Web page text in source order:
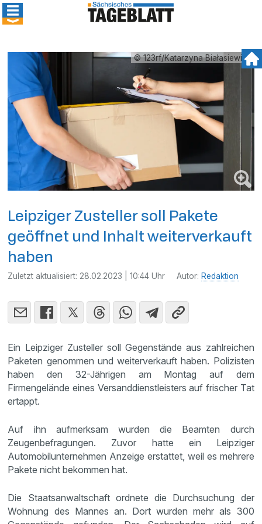
© 123rf/Katarzyna Białasiewicz
Leipziger Zusteller soll Pakete
geöffnet und Inhalt weiterverkauft
haben
Zuletzt aktualisiert: 28.02.2023 | 10:44 Uhr Autor: Redaktion
Ein Leipziger Zusteller soll Gegenstände aus zahlreichen
Paketen genommen und weiterverkauft haben. Polizisten
haben den 32-Jährigen am Montag auf dem
Firmengelände eines Versanddienstleisters auf frischer Tat
ertappt.
Auf ihn aufmerksam wurden die Beamten durch
Zeugenbefragungen. Zuvor hatte ein Leipziger
Automobilunternehmen Anzeige erstattet, weil es mehrere
Pakete nicht bekommen hat.
Die Staatsanwaltschaft ordnete die Durchsuchung der
Wohnung des Mannes an. Dort wurden mehr als 300